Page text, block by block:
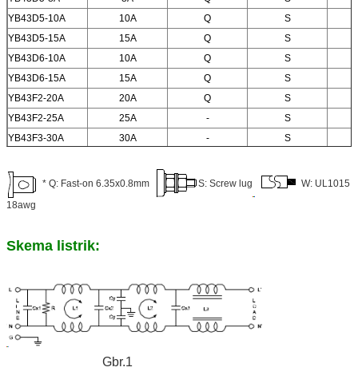
YB43D5-10A
10A Q
S
YB43D5-15A
15A Q
S
YB43D6-10A
10A Q
S
YB43D6-15A
15A Q
S
YB43F2-20A
20A Q
S
YB43F2-25A
25A -
S
YB43F3-30A
30A - S
* Q: Fast-on 6.35x0.8mm S: Screw lug
W: UL1015
18awg
Skema listrik:
Gbr.1